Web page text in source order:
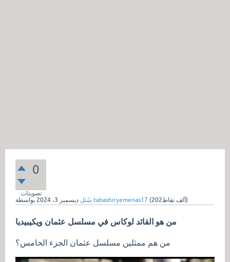
0
تصويتات
سُئل ديسمبر 3، 2024 tabashiryemenas17 ( 202ألف نقاط)
من هو القائد لوكاس في مسلسل عثمان ويكيبيديا
من هم ممثلين مسلسل عثمان الجزء الخامس؟